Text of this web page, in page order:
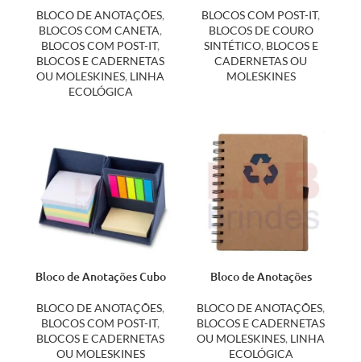
14228
BLOCO DE ANOTAÇÕES,
BLOCOS COM CANETA,
BLOCOS COM POST-IT,
BLOCOS E CADERNETAS
OU MOLESKINES, LINHA
ECOLÓGICA
BLOCOS COM POST-IT,
BLOCOS DE COURO
SINTÉTICO, BLOCOS E
CADERNETAS OU
MOLESKINES
Bloco de Anotações Cubo
BLOCO DE ANOTAÇÕES,
BLOCOS COM POST-IT,
BLOCOS E CADERNETAS
OU MOLESKINES
Bloco de Anotações
BLOCO DE ANOTAÇÕES,
BLOCOS E CADERNETAS
OU MOLESKINES, LINHA
ECOLÓGICA